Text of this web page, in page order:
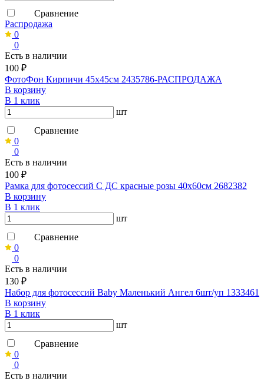
Сравнение
Распродажа
0
0
Есть в наличии
100 ₽
ФотоФон Кирпичи 45х45см 2435786-РАСПРОДАЖА
В корзину
В 1 клик
шт
Сравнение
0
0
Есть в наличии
100 ₽
Рамка для фотосессий С ДС красные розы 40х60см 2682382
В корзину
В 1 клик
шт
Сравнение
0
0
Есть в наличии
130 ₽
Набор для фотосессий Baby Маленький Ангел 6шт/уп 1333461
В корзину
В 1 клик
шт
Сравнение
0
0
Есть в наличии